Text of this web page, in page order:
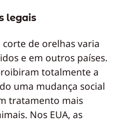
legais
de orelhas varia
e em outros países.
totalmente a
uma mudança social
tratamento mais
Nos EUA, as